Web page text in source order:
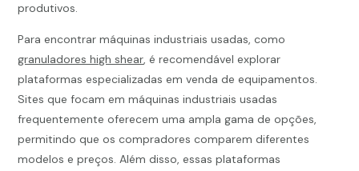
produtivos.
Para encontrar máquinas industriais usadas, como
granuladores high shear, é recomendável explorar
plataformas especializadas em venda de equipamentos.
Sites que focam em máquinas industriais usadas
frequentemente oferecem uma ampla gama de opções,
permitindo que os compradores comparem diferentes
modelos e preços. Além disso, essas plataformas